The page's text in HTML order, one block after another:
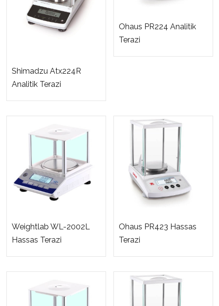
Shimadzu Atx224R
Analitik Terazi
Ohaus PR224 Analitik
Terazi
Weightlab WL-2002L
Hassas Terazi
Ohaus PR423 Hassas
Terazi